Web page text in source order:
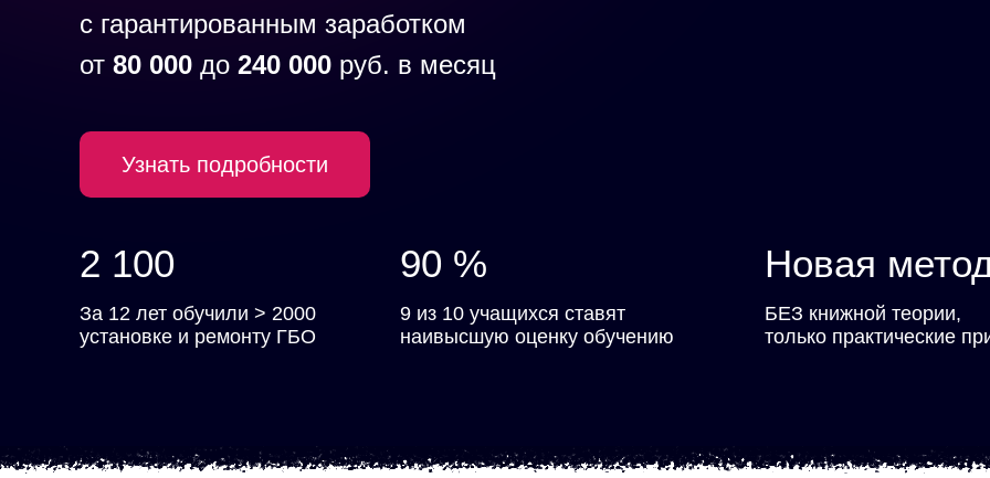
с гарантированным заработком
от 80 000 до 240 000 руб. в месяц
Узнать подробности
2 100 90 % Новая
За 12 лет обучили > 2000
установке и ремонту ГБО
9 из 10 учащихся ставят
наивысшую оценку обучению
БЕЗ книжной теории,
только практические